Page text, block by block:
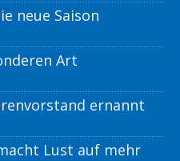
neue Saison
Art
ernannt
Lust auf mehr